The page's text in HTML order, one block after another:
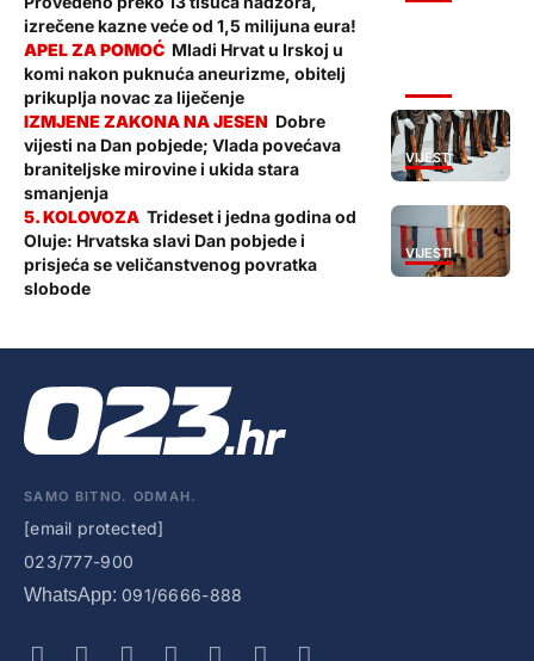
izrečene kazne veće od 1,5 milijuna eura!
Mladi Hrvat u Irskoj u
komi nakon puknuća aneurizme, obitelj
prikuplja novac za liječenje
VIJESTI
Dobre
vijesti na Dan pobjede; Vlada povećava
braniteljske mirovine i ukida stara
smanjenja
VIJESTI
Trideset i jedna godina od
Oluje: Hrvatska slavi Dan pobjede i
prisjeća se veličanstvenog povratka
slobode
SAMO BITNO. ODMAH.
[email protected]
023/777-900
WhatsApp: 091/6666-888